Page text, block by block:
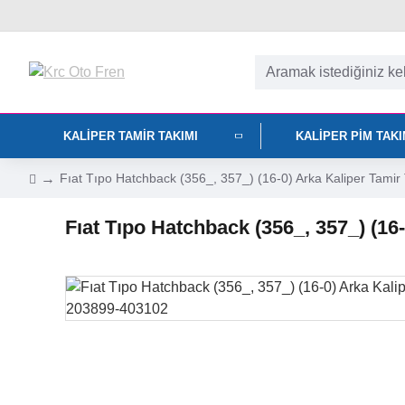
KALIPER TAMIR TAKIMI KALIPER PIM
Fıat Tıpo Hatchback (356_, 357_) (16-0) Arka Kaliper
Fıat Tıpo Hatchback (356_, 357_)